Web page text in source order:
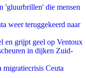
'gluurbrillen' die mensen
weer teruggekeerd naar
en grijpt geel op Ventoux
in dijken Zuid-
migratiecrisis Ceuta